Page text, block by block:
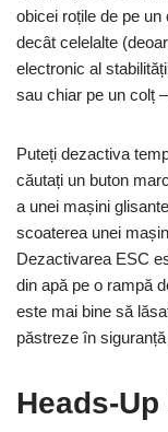
obicei roțile de pe
decât celelalte
electronic al
sau chiar pe un colț
Puteți dezactiva
căutați un buton
a unei mașini
scoaterea unei
Dezactivarea ESC
din apă pe o rampă
este mai bine să
păstreze în
Heads-